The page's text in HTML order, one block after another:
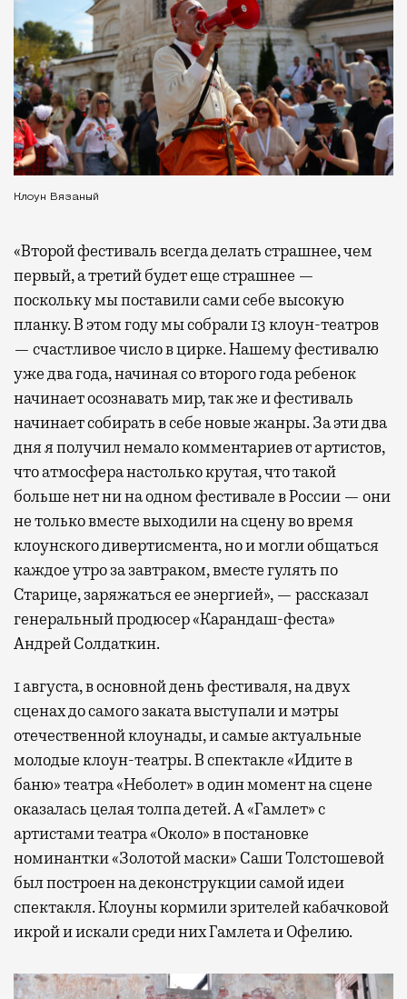
Клоун Вязаный
«Второй фестиваль всегда делать страшнее, чем
первый, а третий будет еще страшнее —
поскольку мы поставили сами себе высокую
планку. В этом году мы собрали 13 клоун-театров
— счастливое число в цирке. Нашему фестивалю
уже два года, начиная со второго года ребенок
начинает осознавать мир, так же и фестиваль
начинает собирать в себе новые жанры. За эти два
дня я получил немало комментариев от артистов,
что атмосфера настолько крутая, что такой
больше нет ни на одном фестивале в России — они
не только вместе выходили на сцену во время
клоунского дивертисмента, но и могли общаться
каждое утро за завтраком, вместе гулять по
Старице, заряжаться ее энергией», — рассказал
генеральный продюсер «Карандаш-феста»
Андрей Солдаткин.
1 августа, в основной день фестиваля, на двух
сценах до самого заката выступали и мэтры
отечественной клоунады, и самые актуальные
молодые клоун-театры. В спектакле «Идите в
баню» театра «Неболет» в один момент на сцене
оказалась целая толпа детей. А «Гамлет» с
артистами театра «Около» в постановке
номинантки «Золотой маски» Саши Толстошевой
был построен на деконструкции самой идеи
спектакля. Клоуны кормили зрителей кабачковой
икрой и искали среди них Гамлета и Офелию.